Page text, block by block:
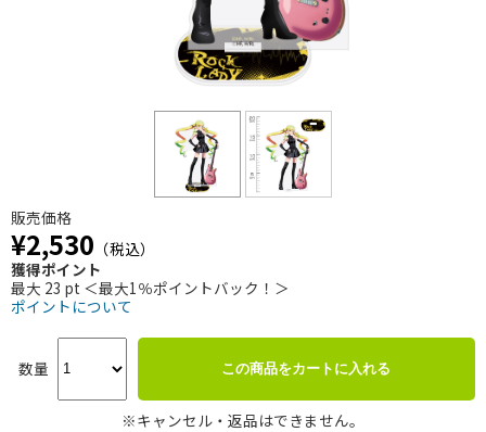
販売価格
¥2,530 （税込）
獲得ポイント
最大 23 pt ＜最大1％ポイントバック！＞
ポイントについて
数量 この商品をカートに入れる
※キャンセル・返品はできません。